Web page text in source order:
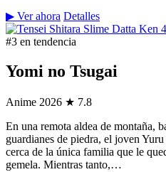
▶ Ver ahora Detalles
#3 en tendencia
Yomi no Tsugai
Anime 2026 ★ 7.8
En una remota aldea de montaña,
guardianes de piedra, el joven
cerca de la única familia que le
gemela. Mientras tanto,…